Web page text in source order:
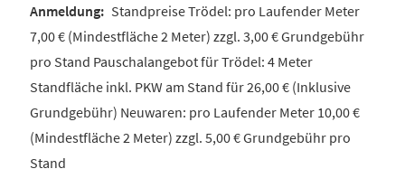
Standpreise Trödel: pro Laufender Meter
7,00 € (Mindestfläche 2 Meter) zzgl. 3,00 € Grundgebühr
pro Stand Pauschalangebot für Trödel: 4 Meter
Standfläche inkl. PKW am Stand für 26,00 € (Inklusive
Grundgebühr) Neuwaren: pro Laufender Meter 10,00 €
(Mindestfläche 2 Meter) zzgl. 5,00 € Grundgebühr pro
Stand